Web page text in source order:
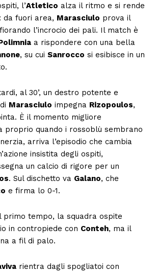
l’Atletico alza il ritmo e si rende
da fuori area, Marasciulo prova il
l’incrocio dei pali. Il match è
a rispondere con una bella
, su cui Sanrocco si esibisce in un
al 30’, un destro potente e
Marasciulo impegna Rizopoulos,
È il momento migliore
proprio quando i rossoblù sembrano
arriva l’episodio che cambia
insistita degli ospiti,
un calcio di rigore per un
. Sul dischetto va Galano, che
e firma lo 0-1.
primo tempo, la squadra ospite
in contropiede con Conteh, ma il
a fil di palo.
rientra dagli spogliatoi con